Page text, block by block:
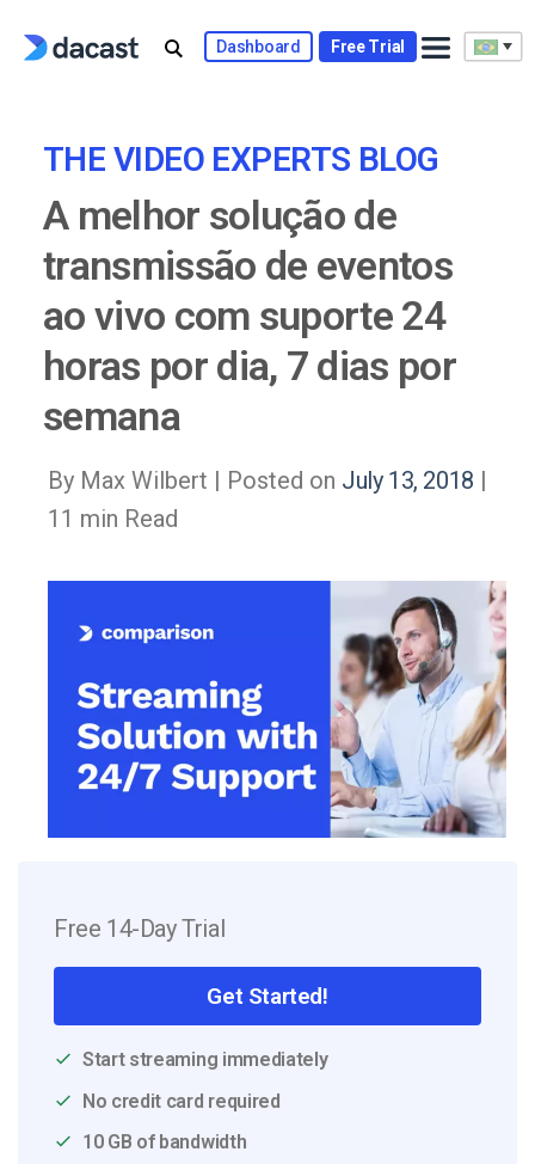
Dashboard Free Trial
THE VIDEO EXPERTS BLOG
A melhor solução de
transmissão de eventos
ao vivo com suporte 24
horas por dia, 7 dias por
semana
By Max Wilbert | Posted on July 13, 2018 |
11 min Read
Free 14-Day Trial
Get Started!
Start streaming immediately
No credit card required
10 GB of bandwidth